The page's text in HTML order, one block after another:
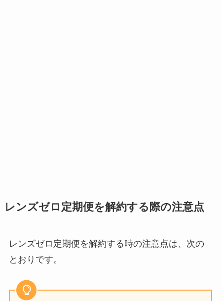
レンズゼロ定期便を解約する際の注意点
レンズゼロ定期便を解約する時の注意点は、次の
とおりです。